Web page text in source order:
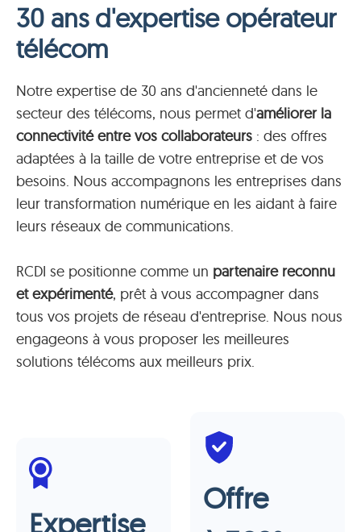
30 ans d'expertise opérateur
télécom
Notre expertise de 30 ans d'ancienneté dans le
secteur des télécoms, nous permet d'améliorer la
connectivité entre vos collaborateurs : des offres
adaptées à la taille de votre entreprise et de vos
besoins. Nous accompagnons les entreprises dans
leur transformation numérique en les aidant à faire
leurs réseaux de communications.
RCDI se positionne comme un partenaire reconnu
et expérimenté, prêt à vous accompagner dans
tous vos projets de réseau d'entreprise. Nous nous
engageons à vous proposer les meilleures
solutions télécoms aux meilleurs prix.
Expertise
Offre